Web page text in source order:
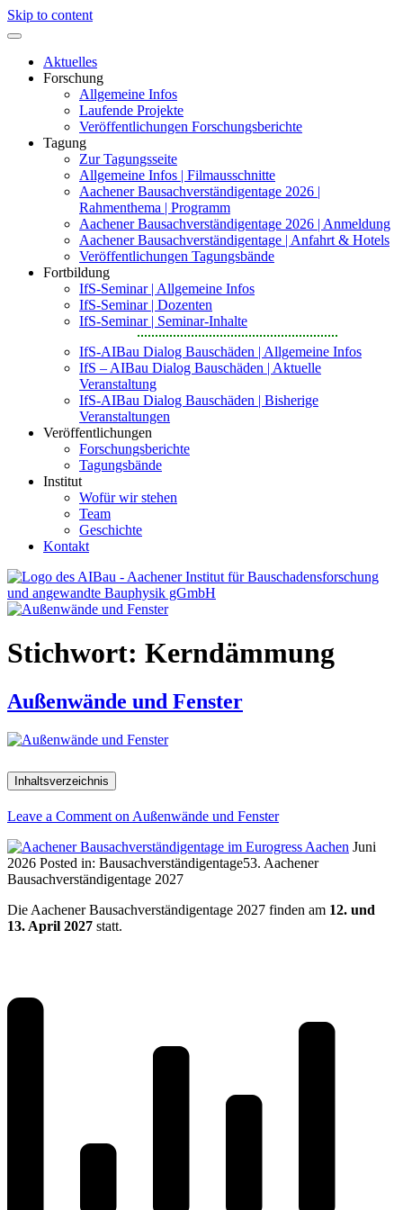
Skip to content
Aktuelles
Forschung
Allgemeine Infos
Laufende Projekte
Veröffentlichungen Forschungsberichte
Tagung
Zur Tagungsseite
Allgemeine Infos | Filmausschnitte
Aachener Bausachverständigentage 2026 |
Rahmenthema | Programm
Aachener Bausachverständigentage 2026 | Anmeldung
Aachener Bausachverständigentage | Anfahrt & Hotels
Veröffentlichungen Tagungsbände
Fortbildung
IfS-Seminar | Allgemeine Infos
IfS-Seminar | Dozenten
IfS-Seminar | Seminar-Inhalte
IfS-AIBau Dialog Bauschäden | Allgemeine Infos
IfS – AIBau Dialog Bauschäden | Aktuelle
Veranstaltung
IfS-AIBau Dialog Bauschäden | Bisherige
Veranstaltungen
Veröffentlichungen
Forschungsberichte
Tagungsbände
Institut
Wofür wir stehen
Team
Geschichte
Kontakt
angewandte Bauphysik
Stichwort: Kerndämmung
Außenwände und Fenster
Inhaltsverzeichnis
Leave a Comment on Außenwände und Fenster
Juni
2026 Posted in: Bausachverständigentage53. Aachener
Bausachverständigentage 2027
Die Aachener Bausachverständigentage 2027 finden am 12. und
13. April 2027 statt.